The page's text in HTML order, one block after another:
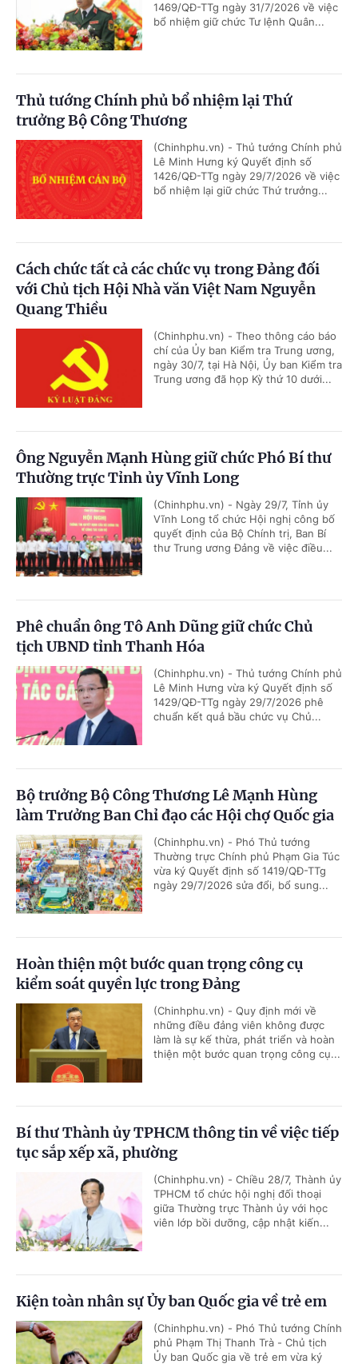
1469/QĐ-TTg ngày 31/7/2026 về việc
bổ nhiệm giữ chức Tư lệnh Quân...
Thủ tướng Chính phủ bổ nhiệm lại Thứ
trưởng Bộ Công Thương
(Chinhphu.vn) - Thủ tướng Chính phủ
Lê Minh Hưng ký Quyết định số
1426/QĐ-TTg ngày 29/7/2026 về việc
bổ nhiệm lại giữ chức Thứ trưởng...
Cách chức tất cả các chức vụ trong Đảng đối
với Chủ tịch Hội Nhà văn Việt Nam Nguyễn
Quang Thiều
(Chinhphu.vn) - Theo thông cáo báo
chí của Ủy ban Kiểm tra Trung ương,
ngày 30/7, tại Hà Nội, Ủy ban Kiểm tra
Trung ương đã họp Kỳ thứ 10 dưới...
Ông Nguyễn Mạnh Hùng giữ chức Phó Bí thư
Thường trực Tỉnh ủy Vĩnh Long
(Chinhphu.vn) - Ngày 29/7, Tỉnh ủy
Vĩnh Long tổ chức Hội nghị công bố
quyết định của Bộ Chính trị, Ban Bí
thư Trung ương Đảng về việc điều...
Phê chuẩn ông Tô Anh Dũng giữ chức Chủ
tịch UBND tỉnh Thanh Hóa
(Chinhphu.vn) - Thủ tướng Chính phủ
Lê Minh Hưng vừa ký Quyết định số
1429/QĐ-TTg ngày 29/7/2026 phê
chuẩn kết quả bầu chức vụ Chủ...
Bộ trưởng Bộ Công Thương Lê Mạnh Hùng
làm Trưởng Ban Chỉ đạo các Hội chợ Quốc gia
(Chinhphu.vn) - Phó Thủ tướng
Thường trực Chính phủ Phạm Gia Túc
vừa ký Quyết định số 1419/QĐ-TTg
ngày 29/7/2026 sửa đổi, bổ sung...
Hoàn thiện một bước quan trọng công cụ
kiểm soát quyền lực trong Đảng
(Chinhphu.vn) - Quy định mới về
những điều đảng viên không được
làm là sự kế thừa, phát triển và hoàn
thiện một bước quan trọng công cụ...
Bí thư Thành ủy TPHCM thông tin về việc tiếp
tục sắp xếp xã, phường
(Chinhphu.vn) - Chiều 28/7, Thành ủy
TPHCM tổ chức hội nghị đối thoại
giữa Thường trực Thành ủy với học
viên lớp bồi dưỡng, cập nhật kiến...
Kiện toàn nhân sự Ủy ban Quốc gia về trẻ em
(Chinhphu.vn) - Phó Thủ tướng Chính
phủ Phạm Thị Thanh Trà - Chủ tịch
Ủy ban Quốc gia về trẻ em vừa ký